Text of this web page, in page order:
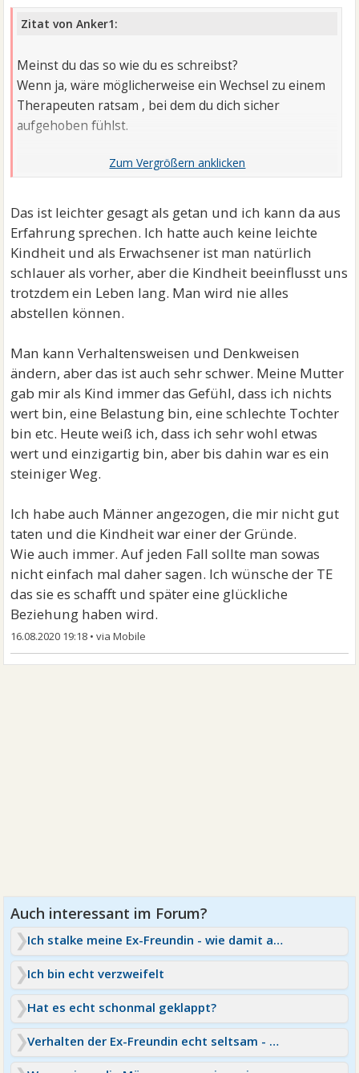
Zitat von Anker1:
Meinst du das so wie du es schreibst?
Wenn ja, wäre möglicherweise ein Wechsel zu einem
Therapeuten ratsam , bei dem du dich sicher
aufgehoben fühlst.
Ich habe deine Geschichte gelesen , um es mal kurz zu
Wie deine Kindheit verlief, dafür hattest du keinen
Einfluss und trägst keine Schuld.
Jedoch hast du Einfluss darauf , ob nun, wo du jetzt
doch erwachsen bist , deine Umwelt und
schlussendlich Du selbst darunter leiden.
Das ist leichter gesagt als getan und ich kann da aus
Erfahrung sprechen. Ich hatte auch keine leichte
Kindheit und als Erwachsener ist man natürlich
schlauer als vorher, aber die Kindheit beeinflusst uns
trotzdem ein Leben lang. Man wird nie alles
abstellen können.
Man kann Verhaltensweisen und Denkweisen
ändern, aber das ist auch sehr schwer. Meine Mutter
gab mir als Kind immer das Gefühl, dass ich nichts
wert bin, eine Belastung bin, eine schlechte Tochter
bin etc. Heute weiß ich, dass ich sehr wohl etwas
wert und einzigartig bin, aber bis dahin war es ein
steiniger Weg.
Ich habe auch Männer angezogen, die mir nicht gut
taten und die Kindheit war einer der Gründe.
Wie auch immer. Auf jeden Fall sollte man sowas
nicht einfach mal daher sagen. Ich wünsche der TE
das sie es schafft und später eine glückliche
Beziehung haben wird.
16.08.2020 19:18 •
Ich stalke meine Ex-Freundin - wie damit aufhören?
Ich bin echt verzweifelt
Hat es echt schonmal geklappt?
Verhalten der Ex-Freundin echt seltsam - warum?